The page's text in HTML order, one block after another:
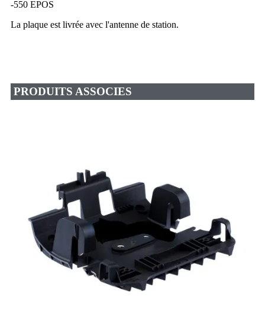
-550 EPOS
La plaque est livrée avec l'antenne de station.
PRODUITS ASSOCIES